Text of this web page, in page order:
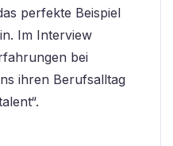
perfekte Beispiel
Im Interview
bei
ihren Berufsalltag